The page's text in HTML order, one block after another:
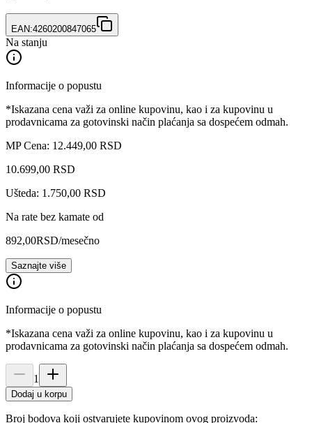
EAN:4260200847065
Na stanju
Informacije o popustu
*Iskazana cena važi za online kupovinu, kao i za kupovinu u
prodavnicama za gotovinski način plaćanja sa dospećem odmah.
MP Cena: 12.449,00 RSD
10.699,00 RSD
Ušteda: 1.750,00 RSD
Na rate bez kamate od
892,00RSD/mesečno
Saznajte više
Informacije o popustu
*Iskazana cena važi za online kupovinu, kao i za kupovinu u
prodavnicama za gotovinski način plaćanja sa dospećem odmah.
1
Dodaj u korpu
Broj bodova koji ostvarujete kupovinom ovog proizvoda: